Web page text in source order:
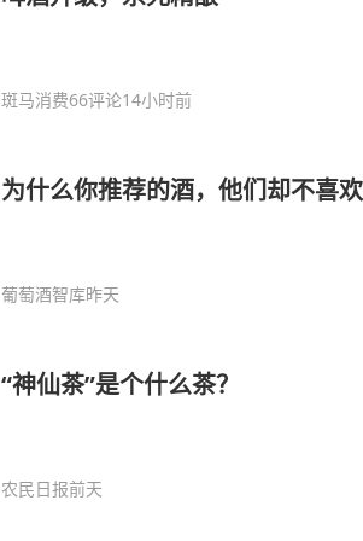
斑马消费66评论14小时前
为什么你推荐的酒，他们却不喜
葡萄酒智库昨天
“神仙茶”是个什么茶？
农民日报前天